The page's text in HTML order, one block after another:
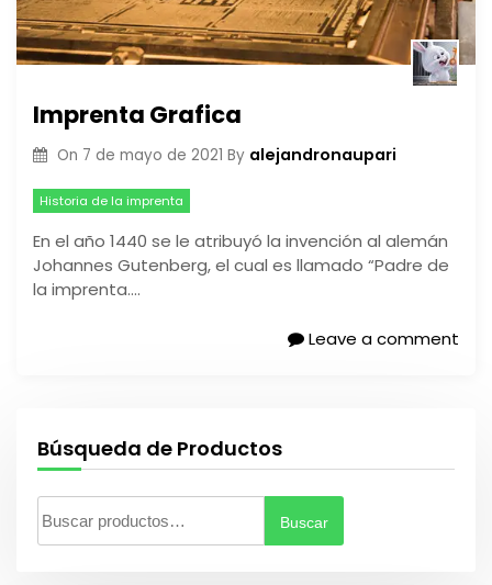
Imprenta Grafica
On 7 de mayo de 2021 By alejandronaupari
Historia de la imprenta
En el año 1440 se le atribuyó la invención al alemán
Johannes Gutenberg, el cual es llamado “Padre de
la imprenta….
Leave a comment
Búsqueda de Productos
B
Buscar